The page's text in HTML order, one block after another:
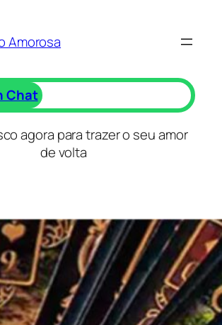
Amorosa
Chat
agora para trazer o seu amor
de volta